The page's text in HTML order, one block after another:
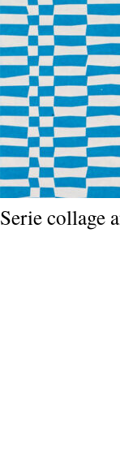
Serie collage